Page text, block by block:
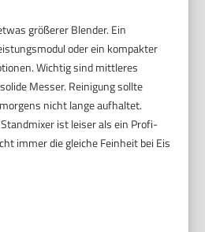
größerer Blender. Ein
oder ein kompakter
Wichtig sind mittleres
Messer. Reinigung sollte
nicht lange aufhaltet.
ist leiser als ein Profi-
immer die gleiche Feinheit bei Eis